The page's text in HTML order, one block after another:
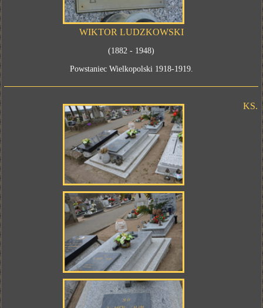
WIKTOR LUDZKOWSKI
(1882 - 1948)
Powstaniec Wielkopolski 1918-1919.
KS.